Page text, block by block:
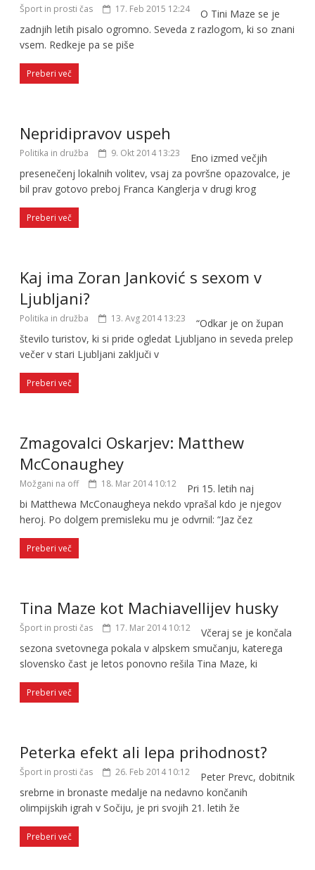
Šport in prosti čas 17. Feb 2015 12:24
O Tini Maze se je
zadnjih letih pisalo ogromno. Seveda z razlogom, ki so znani
vsem. Redkeje pa se piše
Preberi več
Nepridipravov uspeh
Politika in družba 9. Okt 2014 13:23
Eno izmed večjih
presenečenj lokalnih volitev, vsaj za površne opazovalce, je
bil prav gotovo preboj Franca Kanglerja v drugi krog
Preberi več
Kaj ima Zoran Janković s sexom v
Ljubljani?
Politika in družba 13. Avg 2014 13:23
“Odkar je on župan
število turistov, ki si pride ogledat Ljubljano in seveda prelep
večer v stari Ljubljani zaključi v
Preberi več
Zmagovalci Oskarjev: Matthew
McConaughey
Možgani na off 18. Mar 2014 10:12
Pri 15. letih naj
bi Matthewa McConaugheya nekdo vprašal kdo je njegov
heroj. Po dolgem premisleku mu je odvrnil: “Jaz čez
Preberi več
Tina Maze kot Machiavellijev husky
Šport in prosti čas 17. Mar 2014 10:12
Včeraj se je končala
sezona svetovnega pokala v alpskem smučanju, katerega
slovensko čast je letos ponovno rešila Tina Maze, ki
Preberi več
Peterka efekt ali lepa prihodnost?
Šport in prosti čas 26. Feb 2014 10:12
Peter Prevc, dobitnik
srebrne in bronaste medalje na nedavno končanih
olimpijskih igrah v Sočiju, je pri svojih 21. letih že
Preberi več